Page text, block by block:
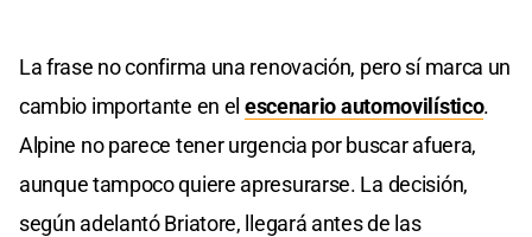
La frase no confirma una renovación, pero sí marca un
cambio importante en el escenario automovilístico.
Alpine no parece tener urgencia por buscar afuera,
aunque tampoco quiere apresurarse. La decisión,
según adelantó Briatore, llegará antes de las